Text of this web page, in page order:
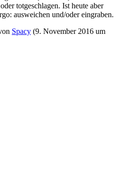
totgeschlagen. Ist heute aber
ausweichen und/oder eingraben.
Spacy (9. November 2016 um